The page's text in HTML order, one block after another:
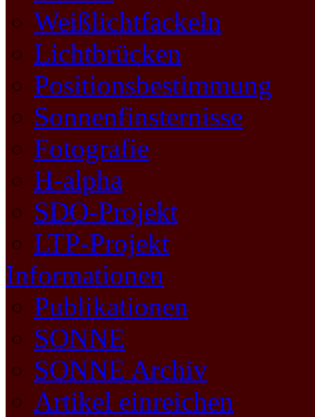
Weißlichtfackeln
Lichtbrücken
Positionsbestimmung
Sonnenfinsternisse
Fotografie
H-alpha
SDO-Projekt
LTP-Projekt
Informationen
Publikationen
SONNE
SONNE Archiv
Artikel einreichen